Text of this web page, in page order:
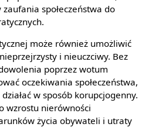
społeczeństwa do
może również umożliwić
i nieuczciwy. Bez
poprzez wotum
oczekiwania społeczeństwa,
w sposób korupcjogenny.
wzrostu nierówności
życia obywateli i utraty